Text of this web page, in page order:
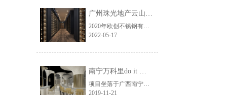
广州珠光地产云山一号会所
2020年欧创不锈钢有限公司为珠江集团广州珠光云山一号会所制作不锈钢恒温酒窖，酒窖的设计之美决定了会所的档次。上乘的用料，加上精致的手工，欧创用其专注，打造出一套美观兼具实用的酒窖，给设计师和客户交上一份满意的答卷，酒窖的融入，将一个普通的空间变成了高档与华丽的会所
2022-05-17
项目坐落于广西南宁万科城，以“时尚、雅致”为理念贯穿整个设计，构思立意为打破常规，标新立异，用富有个性的多元化材料来塑造出独一无二的空间。传达出高品质新都市生活的无限魅力。
2019-11-21